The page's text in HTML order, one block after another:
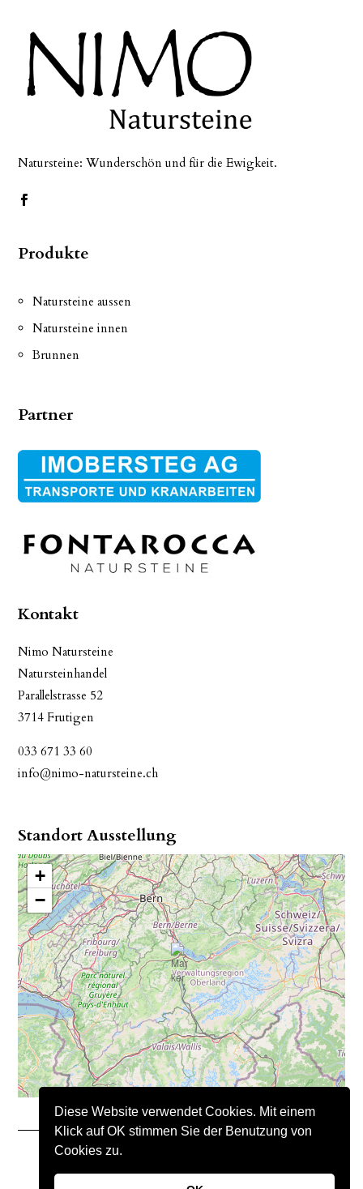
Diese Website verwendet Cookies. Mit einem
Klick auf OK stimmen Sie der Benutzung von
Cookies zu.
Natursteine: Wunderschön und für die Ewigkeit.
Produkte
Natursteine aussen
Natursteine innen
Brunnen
Partner
Kontakt
Nimo Natursteine
Natursteinhandel
Parallelstrasse 52
3714 Frutigen
033 671 33 60
info@nimo-natursteine.ch
Standort Ausstellung
+
−